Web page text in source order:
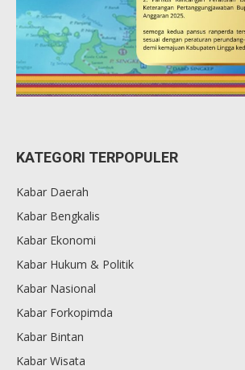
KATEGORI TERPOPULER
Kabar Daerah
Kabar Bengkalis
Kabar Ekonomi
Kabar Hukum & Politik
Kabar Nasional
Kabar Forkopimda
Kabar Bintan
Kabar Wisata